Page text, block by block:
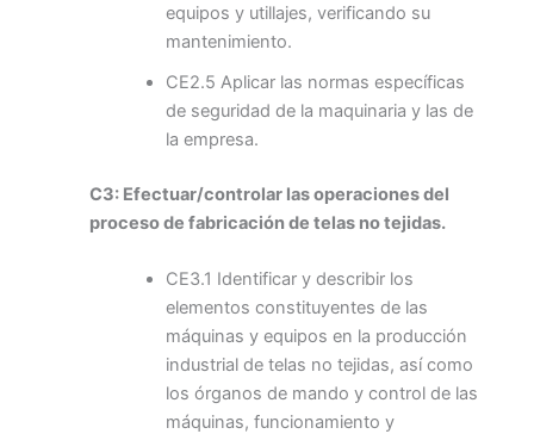
equipos y utillajes, verificando su
mantenimiento.
CE2.5 Aplicar las normas específicas
de seguridad de la maquinaria y las de
la empresa.
C3: Efectuar/controlar las operaciones del
proceso de fabricación de telas no tejidas.
CE3.1 Identificar y describir los
elementos constituyentes de las
máquinas y equipos en la producción
industrial de telas no tejidas, así como
los órganos de mando y control de las
máquinas, funcionamiento y